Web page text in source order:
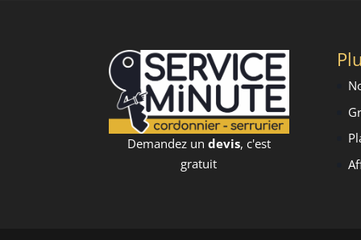
Demandez un devis, c'est
gratuit